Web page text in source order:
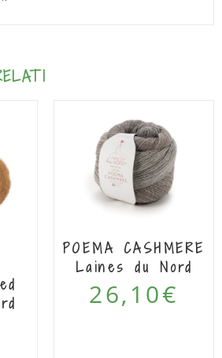
POEMA CASHMERE
Laines du Nord
26,10€